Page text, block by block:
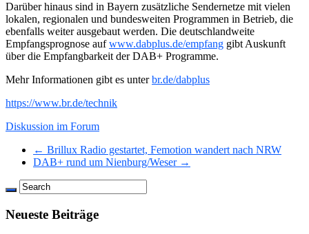
Darüber hinaus sind in Bayern zusätzliche Sendernetze mit vielen
lokalen, regionalen und bundesweiten Programmen in Betrieb, die
ebenfalls weiter ausgebaut werden. Die deutschlandweite
Empfangsprognose aufwww.dabplus.de/empfang gibt Auskunft
über die Empfangbarkeit der DAB+ Programme.
Mehr Informationen gibt es unterbr.de/dabplus
https://www.br.de/technik
Diskussion im Forum
← Brillux Radio gestartet, Femotion wandert nach NRW
DAB+ rund um Nienburg/Weser →
Neueste Beiträge